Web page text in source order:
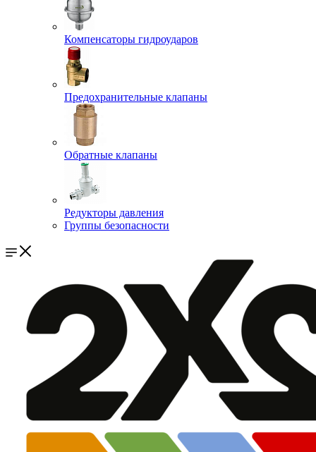
Компенсаторы гидроударов
Предохранительные клапаны
Обратные клапаны
Редукторы давления
Группы безопасности